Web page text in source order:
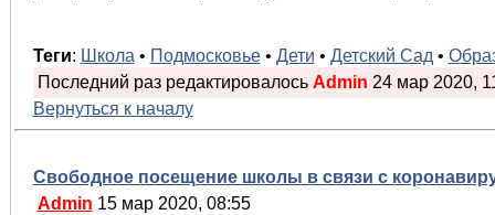
Теги: Школа • Подмосковье• Дети • Детский Сад •
Последний раз редактировалось Admin 24 мар 2020,
Вернуться к началу
Свободное посещение школы в связи с
Admin 15 мар 2020, 08:55